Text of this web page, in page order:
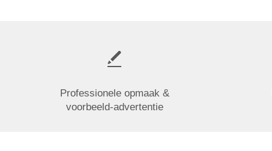
Professionele opmaak &
voorbeeld-advertentie